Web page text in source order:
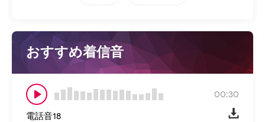
おすすめ着信音
00:30
電話音18